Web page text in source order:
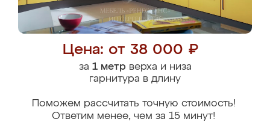
Цена: от 38 000 ₽
за 1 метрверха и низа
гарнитура в длину
Поможем рассчитать точную стоимость!
Ответим менее, чем за 15 минут!